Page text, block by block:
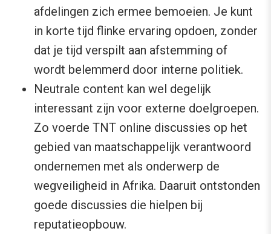
afdelingen zich ermee bemoeien. Je kunt
in korte tijd flinke ervaring opdoen, zonder
dat je tijd verspilt aan afstemming of
wordt belemmerd door interne politiek.
Neutrale content kan wel degelijk
interessant zijn voor externe doelgroepen.
Zo voerde TNT online discussies op het
gebied van maatschappelijk verantwoord
ondernemen met als onderwerp de
wegveiligheid in Afrika. Daaruit ontstonden
goede discussies die hielpen bij
reputatieopbouw.